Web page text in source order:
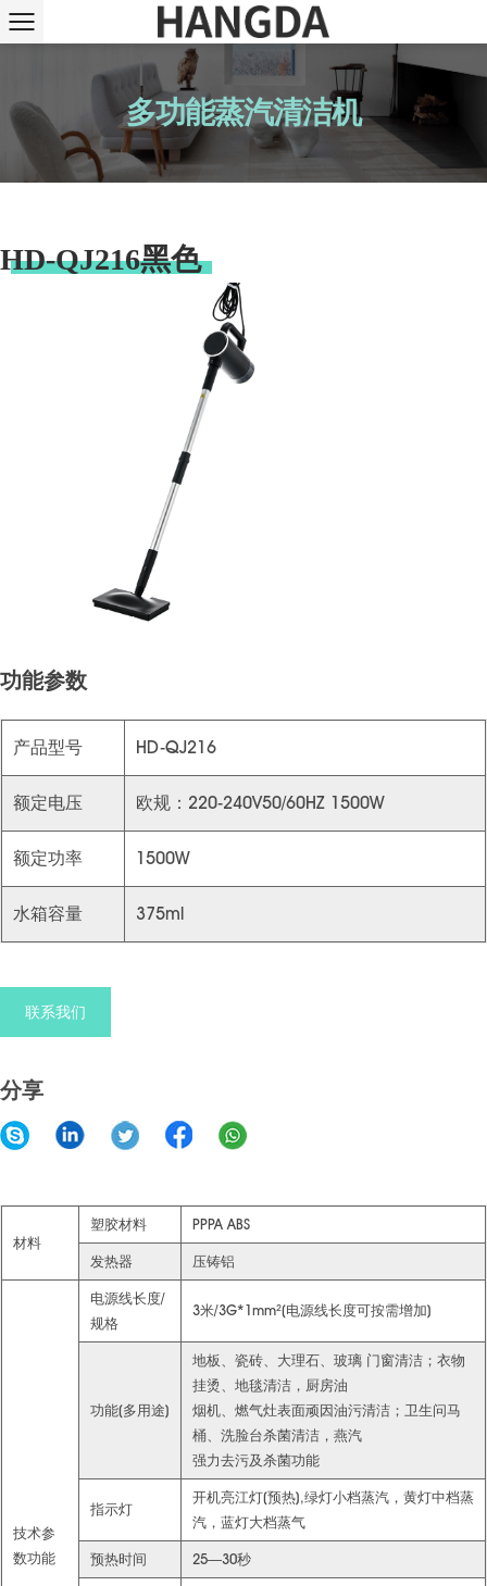
多功能蒸汽清洁机
HD-QJ216黑色
功能参数
产品型号 HD-QJ216
额定电压 欧规：220-240V50/60HZ 1500W
额定功率 1500W
水箱容量 375ml
联系我们
分享
材料
塑胶材料 PPPA ABS
发热器 压铸铝
技术参
数功能
电源线长度/
规格
3米/3G*1mm²(电源线长度可按需增加)
功能(多用途)
地板、瓷砖、大理石、玻璃 门窗清洁；衣物
挂烫、地毯清洁，厨房油
烟机、燃气灶表面顽因油污清洁；卫生问马
桶、洗脸台杀菌清洁，燕汽
强力去污及杀菌功能
指示灯
开机亮江灯(预热),绿灯小档蒸汽，黄灯中档蒸
汽，蓝灯大档蒸气
预热时间 25—30秒